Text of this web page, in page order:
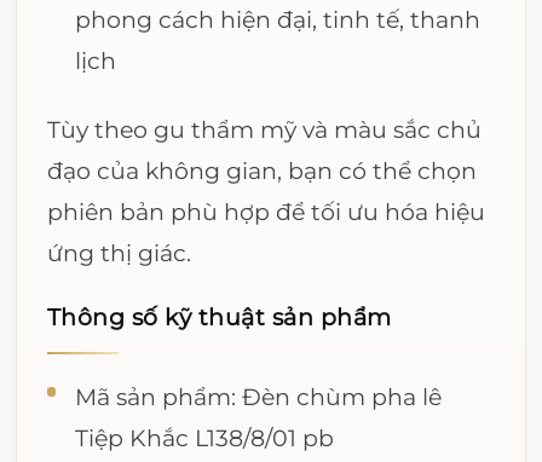
phong cách hiện đại, tinh tế, thanh
lịch
Tùy theo gu thẩm mỹ và màu sắc chủ
đạo của không gian, bạn có thể chọn
phiên bản phù hợp để tối ưu hóa hiệu
ứng thị giác.
Thông số kỹ thuật sản phẩm
Mã sản phẩm: Đèn chùm pha lê
Tiệp Khắc L138/8/01 pb